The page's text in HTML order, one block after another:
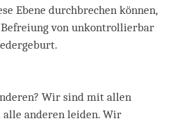
Ebene durchbrechen können,
von unkontrollierbar
Wir sind mit allen
anderen leiden. Wir